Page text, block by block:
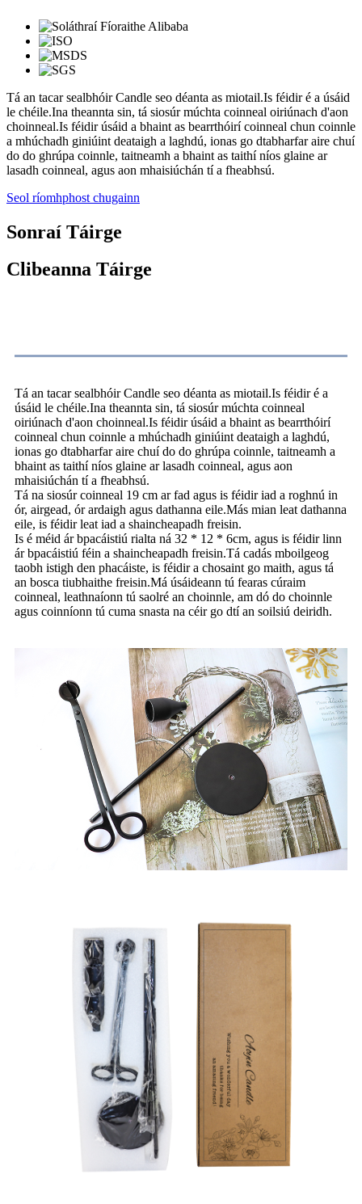
Tá an tacar sealbhóir Candle seo déanta as miotail.Is féidir é a úsáid
le chéile.Ina theannta sin, tá siosúr múchta coinneal oiriúnach d'aon
choinneal.Is féidir úsáid a bhaint as bearrthóirí coinneal chun coinnle
a mhúchadh giniúint deataigh a laghdú, ionas go dtabharfar aire chuí
do do ghrúpa coinnle, taitneamh a bhaint as taithí níos glaine ar
lasadh coinneal, agus aon mhaisiúchán tí a fheabhsú.
Seol ríomhphost chugainn
Sonraí Táirge
Clibeanna Táirge
Tá an tacar sealbhóir Candle seo déanta as miotail.Is féidir é a
úsáid le chéile.Ina theannta sin, tá siosúr múchta coinneal
oiriúnach d'aon choinneal.Is féidir úsáid a bhaint as bearrthóirí
coinneal chun coinnle a mhúchadh giniúint deataigh a laghdú,
ionas go dtabharfar aire chuí do do ghrúpa coinnle, taitneamh a
bhaint as taithí níos glaine ar lasadh coinneal, agus aon
mhaisiúchán tí a fheabhsú.
Tá na siosúr coinneal 19 cm ar fad agus is féidir iad a roghnú in
ór, airgead, ór ardaigh agus dathanna eile.Más mian leat dathanna
eile, is féidir leat iad a shaincheapadh freisin.
Is é méid ár bpacáistiú rialta ná 32 * 12 * 6cm, agus is féidir linn
ár bpacáistiú féin a shaincheapadh freisin.Tá cadás mboilgeog
taobh istigh den phacáiste, is féidir a chosaint go maith, agus tá
an bosca tiubhaithe freisin.Má úsáideann tú fearas cúraim
coinneal, leathnaíonn tú saolré an choinnle, am dó do choinnle
agus coinníonn tú cuma snasta na céir go dtí an soilsiú deiridh.